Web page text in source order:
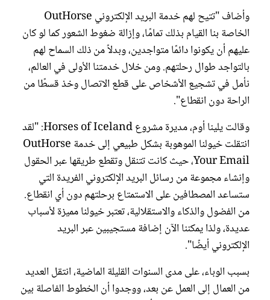
وأضاف "تتيح لهم خدمة البريد الإلكتروني OutHorse
الخاصة بنا القيام بذلك تمامًا، وإزالة ضغوط الشعور كما لو كان
عليهم أن يكونوا دائمًا متواجدين، وبدلاً من ذلك السماح لهم
بالتواجد طوال رحلتهم. ومن خلال خدمتنا الأولى في العالم،
نأمل في تشجيع الأشخاص على قطع الاتصال وخذ قسطًا من
الراحة دون انقطاع".
وقالت يلينا أوم، مديرة مشروع Horses of Iceland: "لقد
انتقلت خيولنا الموهوبة بشكل طبيعي إلى خدمة OutHorse
Your Email، حيث كانت تتنقل وتقطع طريقها عبر الحقول
وإنشاء مجموعة من رسائل البريد الإلكتروني الفريدة التي
ستساعد المصطافين على الاستمتاع برحلتهم دون أي انقطاع.
من الفضول والذكاء والاستقلالية، تعتبر خيولنا مميزة لأسباب
عديدة، ولذا يمكننا الآن إضافة مستجيبين عبر البريد
الإلكتروني أيضًا".
بسبب الوباء، على مدى السنوات القليلة الماضية، انتقل العديد
من العمال إلى العمل عن بعد، ووجدوا أن الخطوط الفاصلة بين